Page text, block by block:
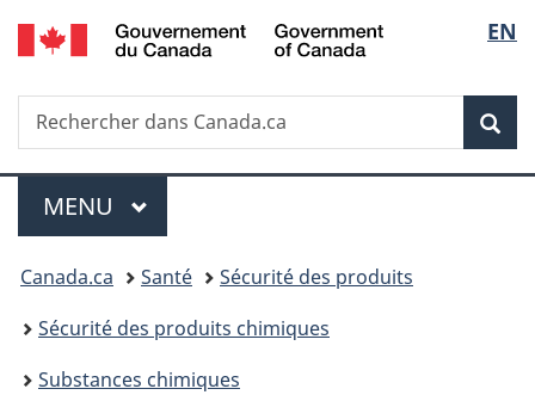
Passer
au
principal
Passer
à
Au
du
Passer
à
version
simplifiée
de
la
EN
Recherche
Rechercher
dans
Menu
MENU PRINCIPAL
Vous
êtes
ici :
Canada.ca Santé
Sécurité des produits
Sécurité des produits chimiques
Substances chimiques